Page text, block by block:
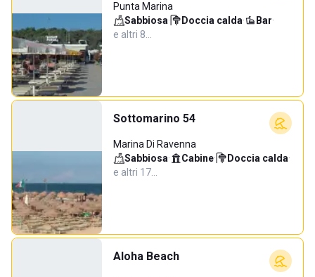
Punta Marina
Sabbiosa· Doccia calda· Bar·
e altri 8…
Sottomarino 54
Marina Di Ravenna
Sabbiosa· Cabine· Doccia calda·
e altri 17…
Aloha Beach